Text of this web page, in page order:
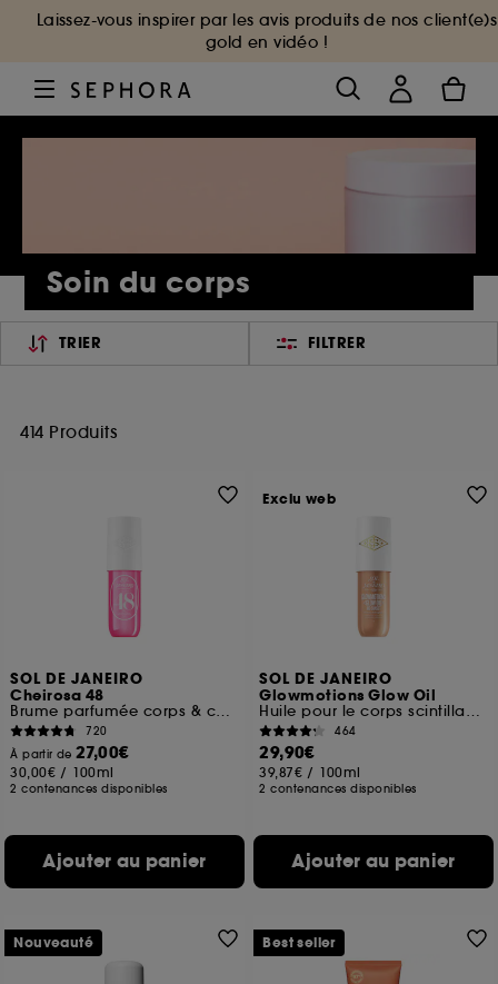
Laissez-vous inspirer par les avis produits de nos client(e)s
gold en vidéo !
Soin du corps
TRIER FILTRER
414 Produits
SOL DE JANEIRO
Cheirosa 48
Brume parfumée corps & cheveux
720
À partir de27,00€
30,00€ / 100ml
2 contenances disponibles
Ajouter au panier
SOL DE JANEIRO
Glowmotions Glow Oil
Huile pour le corps scintillante & nourissante
464
29,90€
39,87€ / 100ml
2 contenances disponibles
Ajouter au panier
Exclu web
Nouveauté Best seller